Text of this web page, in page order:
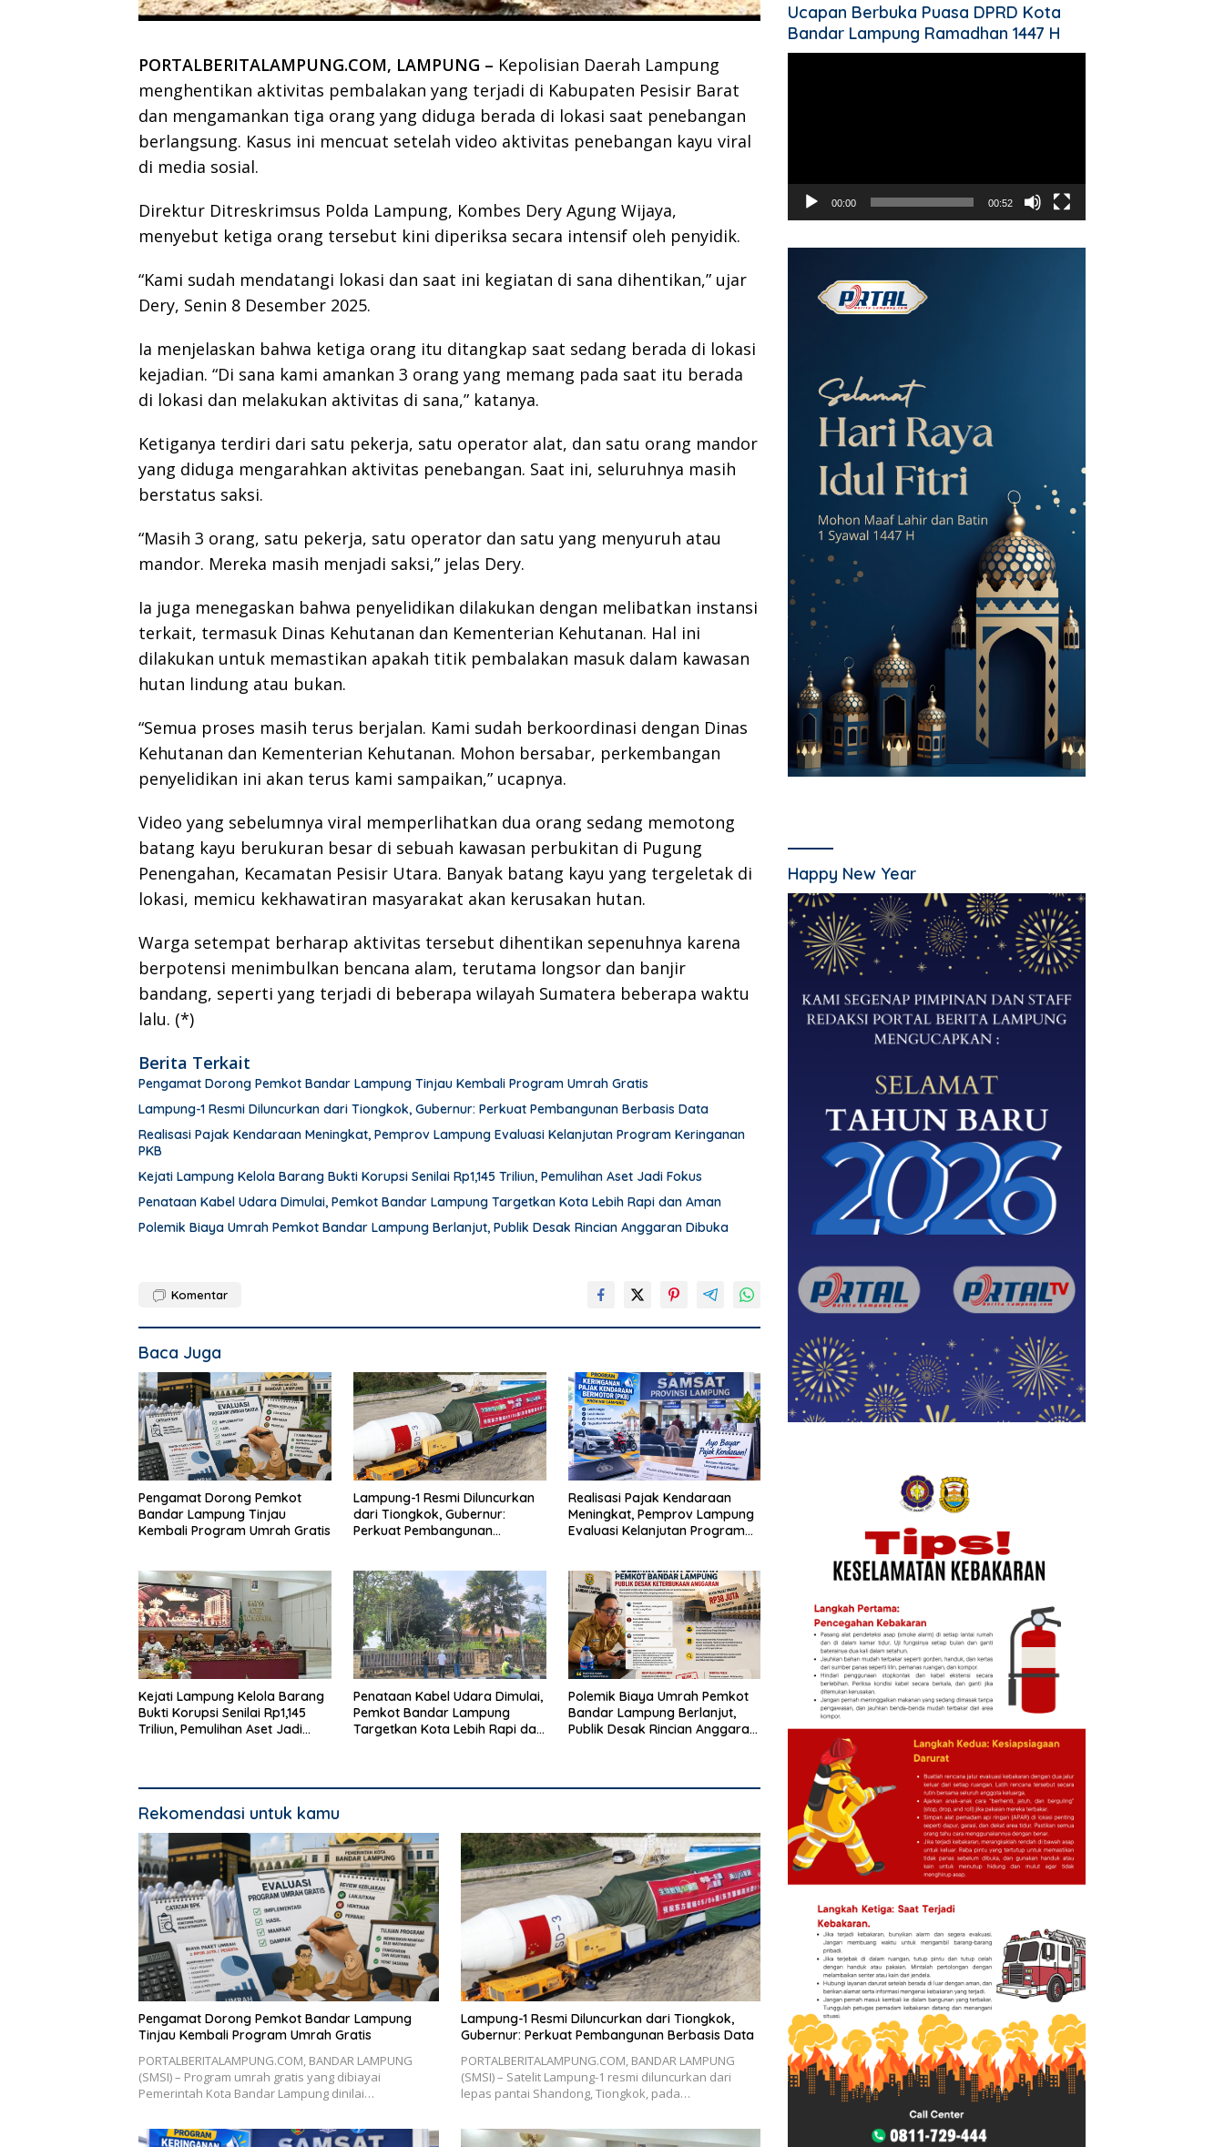
PORTALBERITALAMPUNG.COM, LAMPUNG – Kepolisian Daerah Lampung
menghentikan aktivitas pembalakan yang terjadi di Kabupaten Pesisir Barat
dan mengamankan tiga orang yang diduga berada di lokasi saat penebangan
berlangsung. Kasus ini mencuat setelah video aktivitas penebangan kayu viral
di media sosial.
Direktur Ditreskrimsus Polda Lampung, Kombes Dery Agung Wijaya,
menyebut ketiga orang tersebut kini diperiksa secara intensif oleh penyidik.
“Kami sudah mendatangi lokasi dan saat ini kegiatan di sana dihentikan,” ujar
Dery, Senin 8 Desember 2025.
Ia menjelaskan bahwa ketiga orang itu ditangkap saat sedang berada di lokasi
kejadian. “Di sana kami amankan 3 orang yang memang pada saat itu berada
di lokasi dan melakukan aktivitas di sana,” katanya.
Ketiganya terdiri dari satu pekerja, satu operator alat, dan satu orang mandor
yang diduga mengarahkan aktivitas penebangan. Saat ini, seluruhnya masih
berstatus saksi.
“Masih 3 orang, satu pekerja, satu operator dan satu yang menyuruh atau
mandor. Mereka masih menjadi saksi,” jelas Dery.
Ia juga menegaskan bahwa penyelidikan dilakukan dengan melibatkan instansi
terkait, termasuk Dinas Kehutanan dan Kementerian Kehutanan. Hal ini
dilakukan untuk memastikan apakah titik pembalakan masuk dalam kawasan
hutan lindung atau bukan.
“Semua proses masih terus berjalan. Kami sudah berkoordinasi dengan Dinas
Kehutanan dan Kementerian Kehutanan. Mohon bersabar, perkembangan
penyelidikan ini akan terus kami sampaikan,” ucapnya.
Video yang sebelumnya viral memperlihatkan dua orang sedang memotong
batang kayu berukuran besar di sebuah kawasan perbukitan di Pugung
Penengahan, Kecamatan Pesisir Utara. Banyak batang kayu yang tergeletak di
lokasi, memicu kekhawatiran masyarakat akan kerusakan hutan.
Warga setempat berharap aktivitas tersebut dihentikan sepenuhnya karena
berpotensi menimbulkan bencana alam, terutama longsor dan banjir
bandang, seperti yang terjadi di beberapa wilayah Sumatera beberapa waktu
lalu. (*)
Berita Terkait
Pengamat Dorong Pemkot Bandar Lampung Tinjau Kembali Program Umrah Gratis
Lampung-1 Resmi Diluncurkan dari Tiongkok, Gubernur: Perkuat Pembangunan Berbasis Data
Realisasi Pajak Kendaraan Meningkat, Pemprov Lampung Evaluasi Kelanjutan Program Keringanan
PKB
Kejati Lampung Kelola Barang Bukti Korupsi Senilai Rp1,145 Triliun, Pemulihan Aset Jadi Fokus
Penataan Kabel Udara Dimulai, Pemkot Bandar Lampung Targetkan Kota Lebih Rapi dan Aman
Polemik Biaya Umrah Pemkot Bandar Lampung Berlanjut, Publik Desak Rincian Anggaran Dibuka
Komentar
Baca Juga
Pengamat Dorong Pemkot
Bandar Lampung Tinjau
Kembali Program Umrah Gratis
Lampung-1 Resmi Diluncurkan
dari Tiongkok, Gubernur:
Perkuat Pembangunan
Realisasi Pajak Kendaraan
Meningkat, Pemprov Lampung
Evaluasi Kelanjutan Program
Kejati Lampung Kelola Barang
Bukti Korupsi Senilai Rp1,145
Triliun, Pemulihan Aset Jadi
Penataan Kabel Udara Dimulai,
Pemkot Bandar Lampung
Targetkan Kota Lebih Rapi dan
Polemik Biaya Umrah Pemkot
Bandar Lampung Berlanjut,
Publik Desak Rincian Anggaran
Rekomendasi untuk kamu
Pengamat Dorong Pemkot Bandar Lampung
Tinjau Kembali Program Umrah Gratis
PORTALBERITALAMPUNG.COM, BANDAR LAMPUNG
(SMSI) – Program umrah gratis yang dibiayai
Pemerintah Kota Bandar Lampung dinilai…
Lampung-1 Resmi Diluncurkan dari Tiongkok,
Gubernur: Perkuat Pembangunan Berbasis Data
PORTALBERITALAMPUNG.COM, BANDAR LAMPUNG
(SMSI) – Satelit Lampung-1 resmi diluncurkan dari
lepas pantai Shandong, Tiongkok, pada…
Ucapan Berbuka Puasa DPRD Kota
Bandar Lampung Ramadhan 1447 H
00:00 00:52
Happy New Year